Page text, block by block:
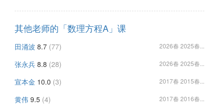
其他老师的「数理方程A」课
田涌波 8.7 (77) 2026春 2025春...
张永兵 8.8 (28) 2026春 2025春...
宣本金 10.0 (3) 2017春 2015春...
黄伟 9.5 (4) 2017春 2016春...